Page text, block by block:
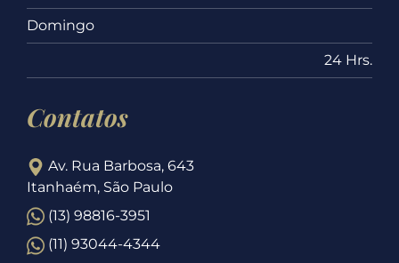
Domingo
24 Hrs.
Contatos
Av. Rua Barbosa, 643
Itanhaém, São Paulo
(13) 98816-3951
(11) 93044-4344